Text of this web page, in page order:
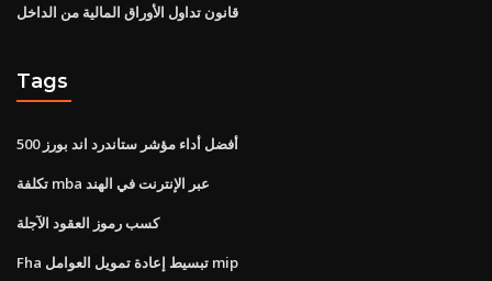
قانون تداول الأوراق المالية من الداخل
Tags
أفضل أداء مؤشر ستاندرد اند بورز 500
تكلفة mba عبر الإنترنت في الهند
كسب رموز العقود الآجلة
Fha تبسيط إعادة تمويل العوامل mip